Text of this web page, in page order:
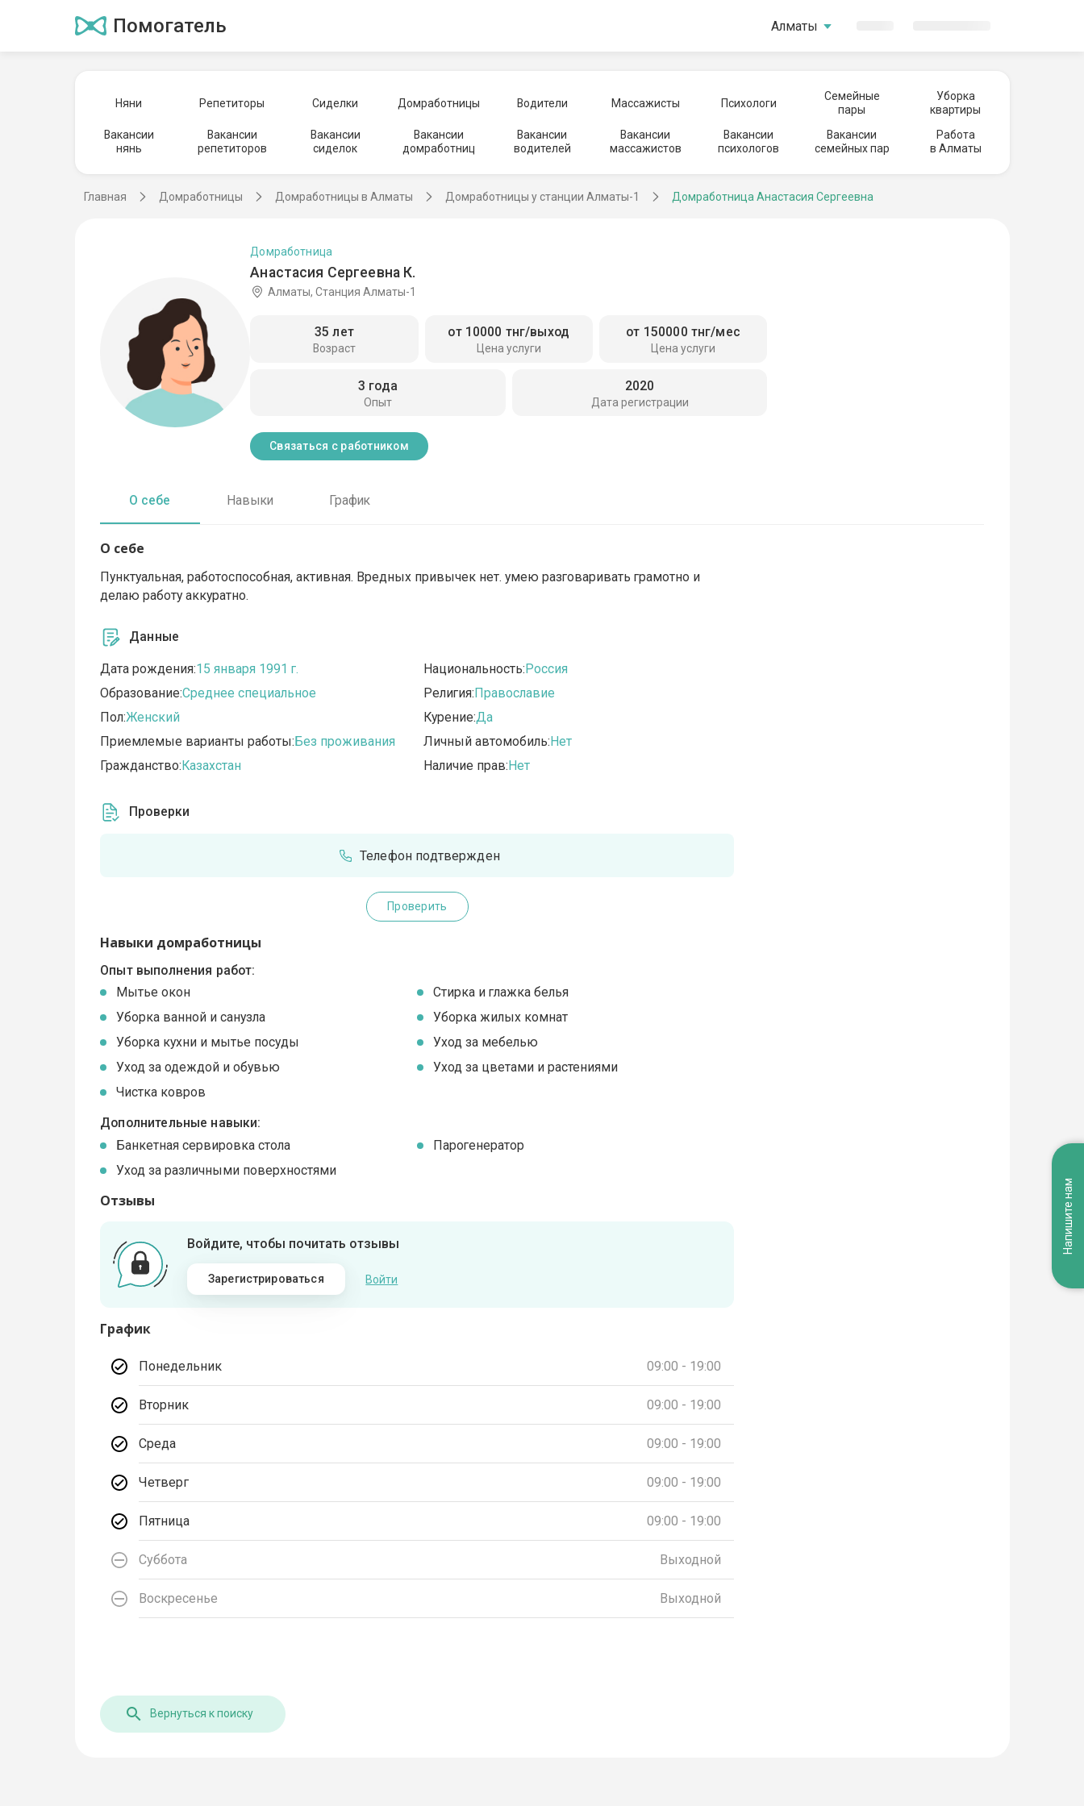
Помогатель Алматы
Няни Репетиторы Сиделки Домработницы Водители Массажисты Психологи
Семейные
пары
Уборка
квартиры
Вакансии
нянь
Вакансии
репетиторов
Вакансии
сиделок
Вакансии
домработниц
Вакансии
водителей
Вакансии
массажистов
Вакансии
психологов
Вакансии
семейных пар
Работа
в Алматы
Главная Домработницы Домработницы в Алматы Домработницы у станции Алматы-1 Домработница Анастасия Сергеевна
Анастасия Сергеевна К.
Домработница
Алматы, Станция Алматы-1
Возраст
35 лет
Цена услуги
от 10000 тнг/выход
Цена услуги
от 150000 тнг/мес
Опыт
3 года
Дата регистрации
2020
Связаться с работником
О себе Навыки График
О себе
Пунктуальная, работоспособная, активная. Вредных привычек нет. умею разговаривать грамотно и
делаю работу аккуратно.
Данные
Дата рождения:15 января 1991 г.
Образование:Среднее специальное
Пол:Женский
Приемлемые варианты работы:Без проживания
Гражданство:Казахстан
Национальность:Россия
Религия:Православие
Курение:Да
Личный автомобиль:Нет
Наличие прав:Нет
Проверки
Телефон подтвержден
Проверить
Навыки домработницы
Опыт выполнения работ:
Мытье окон
Стирка и глажка белья
Уборка ванной и санузла
Уборка жилых комнат
Уборка кухни и мытье посуды
Уход за мебелью
Уход за одеждой и обувью
Уход за цветами и растениями
Чистка ковров
Дополнительные навыки:
Банкетная сервировка стола
Парогенератор
Уход за различными поверхностями
Отзывы
Войдите, чтобы почитать отзывы
Зарегистрироваться Войти
График
Понедельник 09:00 - 19:00
Вторник 09:00 - 19:00
Среда 09:00 - 19:00
Четверг 09:00 - 19:00
Пятница 09:00 - 19:00
Суббота Выходной
Воскресенье Выходной
Вернуться к поиску
Напишите нам